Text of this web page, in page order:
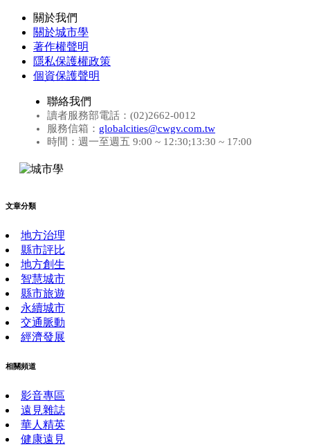
關於我們
關於城市學
著作權聲明
隱私保護權政策
個資保護聲明
聯絡我們
讀者服務部電話：(02)2662-0012
服務信箱： globalcities@cwgv.com.tw
時間：週一至週五 9:00 ~ 12:30;13:30 ~ 17:00
文章分類
地方治理
縣市評比
地方創生
智慧城市
縣市旅遊
永續城市
交通脈動
經濟發展
相關頻道
影音專區
遠見雜誌
華人精英
健康遠見